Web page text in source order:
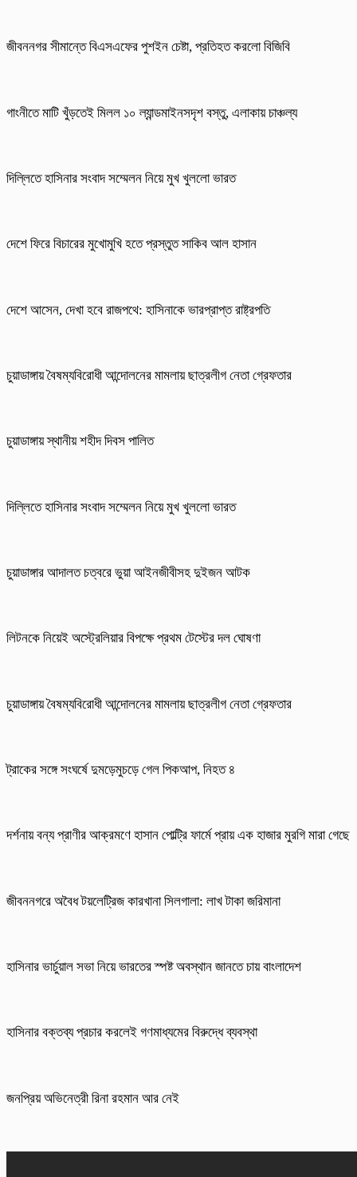
জীবননগর সীমান্তে বিএসএফের পুশইন চেষ্টা, প্রতিহত করলো বিজিবি
গাংনীতে মাটি খুঁড়তেই মিলল ১০ ল্যান্ডমাইনসদৃশ বস্তু, এলাকায় চাঞ্চল্য
দিল্লিতে হাসিনার সংবাদ সম্মেলন নিয়ে মুখ খুললো ভারত
দেশে ফিরে বিচারের মুখোমুখি হতে প্রস্তুত সাকিব আল হাসান
দেশে আসেন, দেখা হবে রাজপথে: হাসিনাকে ভারপ্রাপ্ত রাষ্ট্রপতি
চুয়াডাঙ্গায় বৈষম্যবিরোধী আন্দোলনের মামলায় ছাত্রলীগ নেতা গ্রেফতার
চুয়াডাঙ্গায় স্থানীয় শহীদ দিবস পা‌লিত
দিল্লিতে হাসিনার সংবাদ সম্মেলন নিয়ে মুখ খুললো ভারত
চুয়াডাঙ্গার আদালত চত্বরে ভুয়া আইনজীবীসহ দুইজন আটক
লিটনকে নিয়েই অস্ট্রেলিয়ার বিপক্ষে প্রথম টেস্টের দল ঘোষণা
চুয়াডাঙ্গায় বৈষম্যবিরোধী আন্দোলনের মামলায় ছাত্রলীগ নেতা গ্রেফতার
ট্রাকের সঙ্গে সংঘর্ষে দুমড়েমুচড়ে গেল পিকআপ, নিহত ৪
দর্শনায় বন্য প্রাণীর আক্রমণে হাসান পোল্ট্রি ফার্মে প্রায় এক হাজার মুরগি মারা গেছে
জীবননগরে অবৈধ টয়লেট্রিজ কারখানা সিলগালা: লাখ টাকা জরিমানা
হাসিনার ভার্চুয়াল সভা নিয়ে ভারতের স্পষ্ট অবস্থান জানতে চায় বাংলাদেশ
হাসিনার বক্তব্য প্রচার করলেই গণমাধ্যমের বিরুদ্ধে ব্যবস্থা
জনপ্রিয় অভিনেত্রী রিনা রহমান আর নেই